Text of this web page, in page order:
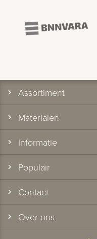
Assortiment
Materialen
Informatie
Populair
Contact
Over ons